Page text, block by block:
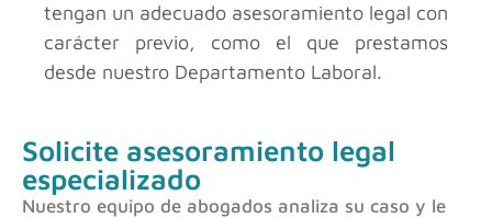
tengan un adecuado asesoramiento legal con
carácter previo, como el que prestamos
desde nuestro Departamento Laboral.
Solicite asesoramiento legal
especializado
Nuestro equipo de abogados analiza su caso y le